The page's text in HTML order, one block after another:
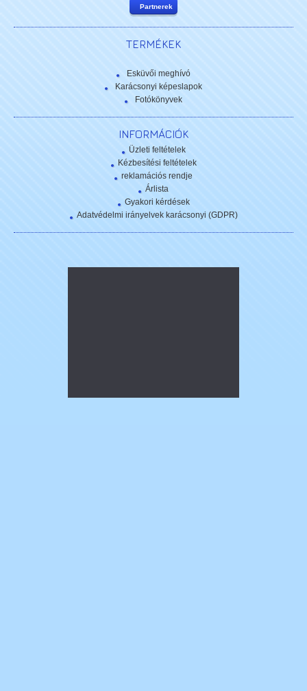
Partnerek
TERMÉKEK
Esküvői meghívó
Karácsonyi képeslapok
Fotókönyvek
INFORMÁCIÓK
Üzleti feltételek
Kézbesítési feltételek
reklamációs rendje
Árlista
Gyakori kérdések
Adatvédelmi irányelvek karácsonyi (GDPR)